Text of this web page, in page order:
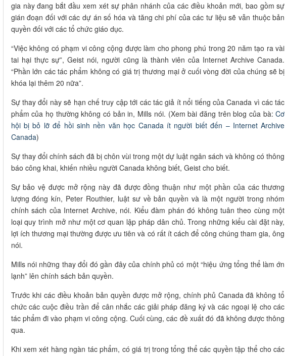
gia này đang bắt đầu xem xét sự phân nhánh của các điều khoản mới, bao gồm sự
gián đoạn đối với các dự án số hóa và tăng chi phí của các tư liệu sẽ vẫn thuộc bản
quyền đối với các tổ chức giáo dục.
“Việc không có phạm vi công cộng được làm cho phong phú trong 20 năm tạo ra vài
tai hại thực sự”, Geist nói, người cũng là thành viên của Internet Archive Canada.
“Phần lớn các tác phẩm không có giá trị thương mại ở cuối vòng đời của chúng sẽ bị
khóa lại thêm 20 nữa”.
Sự thay đổi này sẽ hạn chế truy cập tới các tác giả ít nổi tiếng của Canada vì các tác
phẩm của họ thường không có bản in, Mills nói. (Xem bài đăng trên blog của bà:Cơ
hội bị bỏ lỡ để hồi sinh nền văn học Canada ít người biết đến – Internet Archive
Canada)
Sự thay đổi chính sách đã bị chôn vùi trong một dự luật ngân sách và không có thông
báo công khai, khiến nhiều người Canada không biết, Geist cho biết.
Sự bảo vệ được mở rộng này đã được đồng thuận như một phần của các thương
lượng đóng kín, Peter Routhier, luật sư về bản quyền và là một người trong nhóm
chính sách của Internet Archive, nói. Kiểu đàm phán đó không tuân theo cùng một
loại quy trình mở như một cơ quan lập pháp dân chủ. Trong những kiểu cài đặt này,
lợi ích thương mại thường được ưu tiên và có rất ít cách để công chúng tham gia, ông
nói.
Mills nói những thay đổi đó gần đây của chính phủ có một “hiệu ứng tổng thể làm ớn
lạnh” lên chính sách bản quyền.
Trước khi các điều khoản bản quyền được mở rộng, chính phủ Canada đã không tổ
chức các cuộc điều trần để cân nhắc các giải pháp đăng ký và các ngoại lệ cho các
tác phẩm đi vào phạm vi công cộng. Cuối cùng, các đề xuất đó đã không được thông
qua.
Khi xem xét hàng ngàn tác phẩm, có giá trị trong tổng thể các quyền tập thể cho các